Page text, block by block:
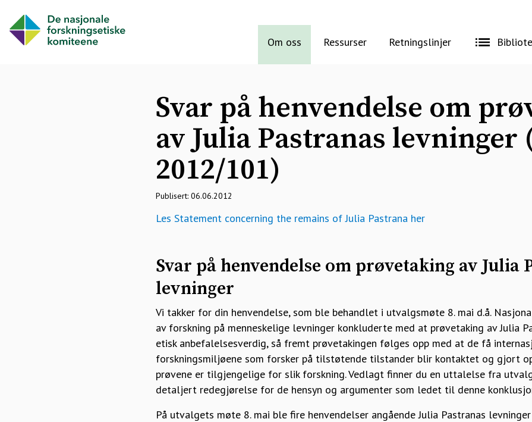
Om oss Ressurser Retningslinjer
Svar på henvendelse om
av Julia Pastranas levninger
2012/101)
Publisert: 06.06.2012
Les Statement concerning the remains of Julia Pastrana her
Svar på henvendelse om prøvetaking av Julia
levninger
Vi takker for din henvendelse, som ble behandlet i utvalgsmøte 8. mai d.å.
av forskning på menneskelige levninger konkluderte med at prøvetaking av Julia
etisk anbefalelsesverdig, så fremt prøvetakingen følges opp med at de få
forskningsmiljøene som forsker på tilstøtende tilstander blir kontaktet og gjort
prøvene er tilgjengelige for slik forskning. Vedlagt finner du en uttalelse fra
detaljert redegjørelse for de hensyn og argumenter som ledet til denne
På utvalgets møte 8. mai ble fire henvendelser angående Julia Pastranas